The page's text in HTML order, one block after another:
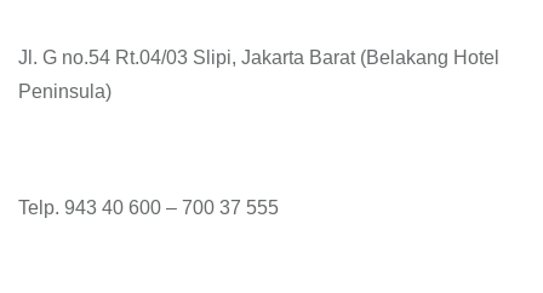
Jl. G no.54 Rt.04/03 Slipi, Jakarta Barat (Belakang Hotel
Peninsula)
Telp. 943 40 600 – 700 37 555